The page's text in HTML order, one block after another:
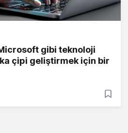
gibi teknoloji
çipi geliştirmek için bir